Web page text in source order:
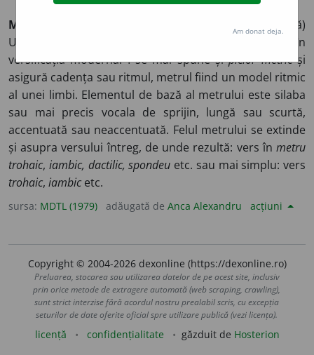
METRU
, măsură)
Unitate ritmică atît în versificația greco-latină, cît și în
versificația modernă. I se mai spune șipicior metricși
asigură cadența sau ritmul, metrul fiind un model ritmic
al unei limbi. Elementul de bază al metrului este silaba
sau mai precis vocala de sprijin, lungă sau scurtă,
accentuată sau neaccentuată. Felul metrului se extinde
și asupra versului întreg, de unde rezultă: vers în metru
trohaic, iambic, dactilic, spondeu etc. sau mai simplu: vers
trohaic, iambicetc.
sursa: MDTL (1979) adăugată de Anca Alexandru acțiuni
Copyright © 2004-2026 dexonline (https://dexonline.ro)
Preluarea, stocarea sau utilizarea datelor de pe acest site, inclusiv
prin orice metode de extragere automată (web scraping, crawling),
sunt strict interzise fără acordul nostru prealabil scris, cu excepția
seturilor de date oferite oficial spre utilizare publică (vezi licența).
licență confidențialitate găzduit de Hosterion
Am donat deja.